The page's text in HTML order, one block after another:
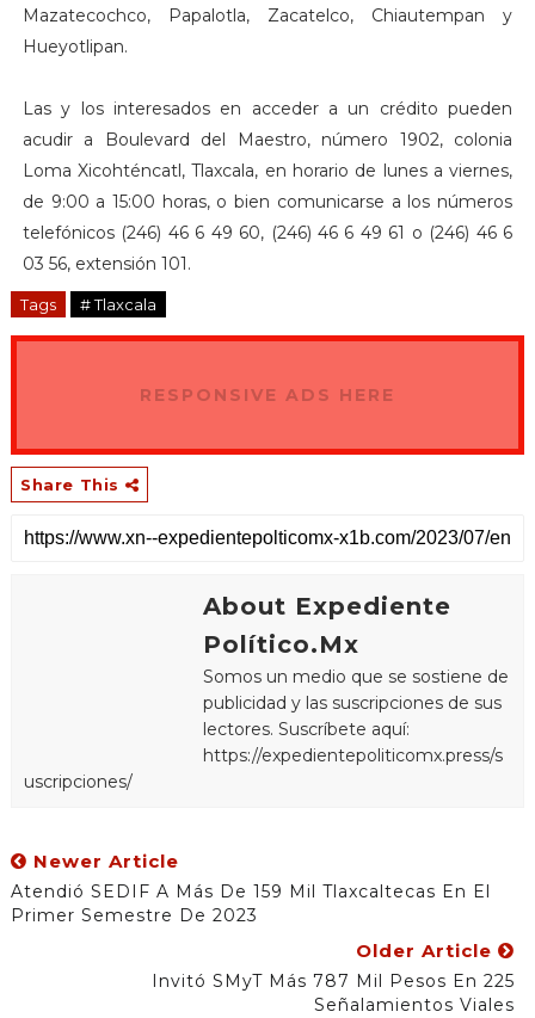
Mazatecochco, Papalotla, Zacatelco, Chiautempan y
Hueyotlipan.
Las y los interesados en acceder a un crédito pueden
acudir a Boulevard del Maestro, número 1902, colonia
Loma Xicohténcatl, Tlaxcala, en horario de lunes a viernes,
de 9:00 a 15:00 horas, o bien comunicarse a los números
telefónicos (246) 46 6 49 60, (246) 46 6 49 61 o (246) 46 6
03 56, extensión 101.
Tags # Tlaxcala
RESPONSIVE ADS HERE
Share This
About Expediente
Político.Mx
Somos un medio que se sostiene de
publicidad y las suscripciones de sus
lectores. Suscríbete aquí:
https://expedientepoliticomx.press/s
uscripciones/
Newer Article
Atendió SEDIF A Más De 159 Mil Tlaxcaltecas En El
Primer Semestre De 2023
Older Article
Invitó SMyT Más 787 Mil Pesos En 225
Señalamientos Viales